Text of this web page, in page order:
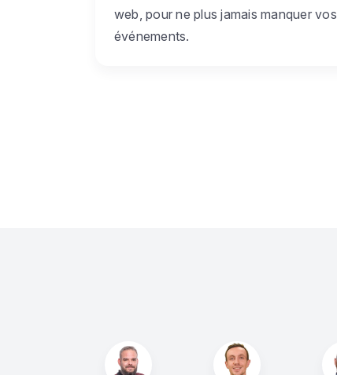
web, pour ne plus jamais manquer vos
événements.